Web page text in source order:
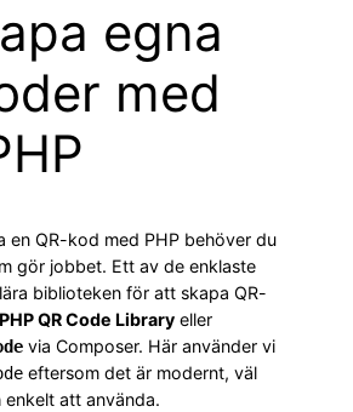
egna
med
en QR-kod med PHP behöver du
gör jobbet. Ett av de enklaste
biblioteken för att skapa QR-
PHP QR Code Library eller
via Composer. Här använder vi
eftersom det är modernt, väl
enkelt att använda.